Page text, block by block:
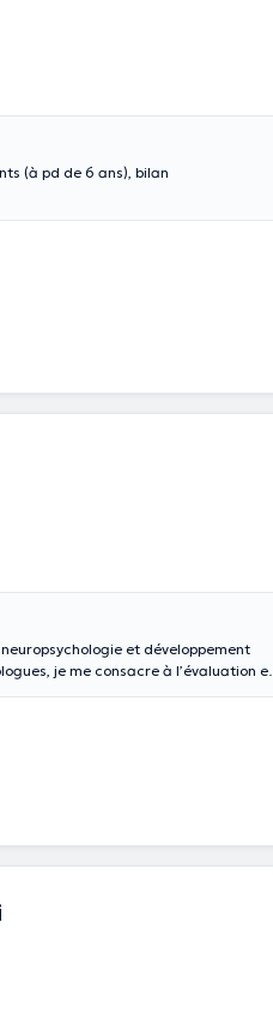
(à pd de 6 ans), bilan
et développement
je me consacre à l’évaluation et